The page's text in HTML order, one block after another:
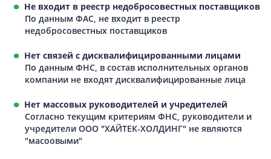
Не входит в реестр недобросовестных поставщиков
По данным ФАС, не входит в реестр
недобросовестных поставщиков
Нет связей с дисквалифицированными лицами
По данным ФНС, в состав исполнительных органов
компании не входят дисквалифицированные лица
Нет массовых руководителей и учредителей
Согласно текущим критериям ФНС, руководители и
учредители ООО "ХАЙТЕК-ХОЛДИНГ" не являются
"масоовыми"